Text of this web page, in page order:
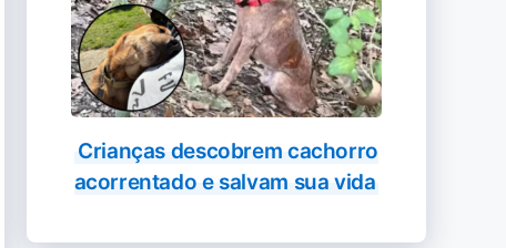
Crianças descobrem cachorro
acorrentado e salvam sua vida